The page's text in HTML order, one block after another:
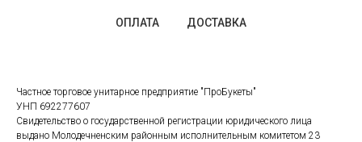
ОПЛАТА ДОСТАВКА
Частное торговое унитарное предприятие "ПроБукеты"
УНП 692277607
Свидетельство о государственной регистрации юридического лица
выдано Молодечненским районным исполнительным комитетом 23